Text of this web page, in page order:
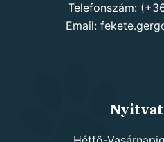
Telefonszám:
Email: